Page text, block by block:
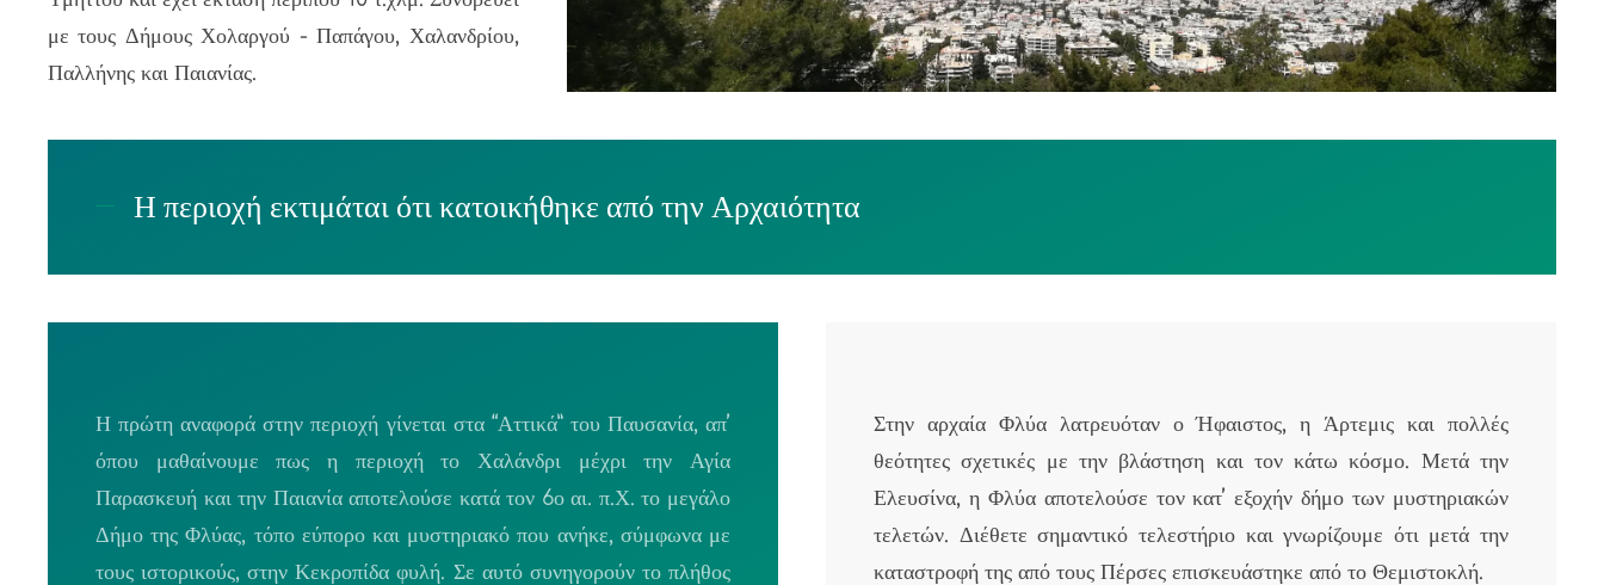
με τους Δήμους Χολαργού - Παπάγου, Χαλανδρίου,
Παλλήνης και Παιανίας.
Η περιοχή εκτιμάται ότι κατοικήθηκε από την Αρχαιότητα
Η πρώτη αναφορά στην περιοχή γίνεται στα “Αττικά” του Παυσανία, απ’
όπου μαθαίνουμε πως η περιοχή το Χαλάνδρι μέχρι την Αγία
Παρασκευή και την Παιανία αποτελούσε κατά τον 6ο αι. π.Χ. το μεγάλο
Δήμο της Φλύας, τόπο εύπορο και μυστηριακό που ανήκε, σύμφωνα με
τους ιστορικούς, στην Κεκροπίδα φυλή. Σε αυτό συνηγορούν το πλήθος
Στην αρχαία Φλύα λατρευόταν ο Ήφαιστος, η Άρτεμις και πολλές
θεότητες σχετικές με την βλάστηση και τον κάτω κόσμο. Μετά την
Ελευσίνα, η Φλύα αποτελούσε τον κατ’ εξοχήν δήμο των μυστηριακών
τελετών. Διέθετε σημαντικό τελεστήριο και γνωρίζουμε ότι μετά την
καταστροφή της από τους Πέρσες επισκευάστηκε από το Θεμιστοκλή.